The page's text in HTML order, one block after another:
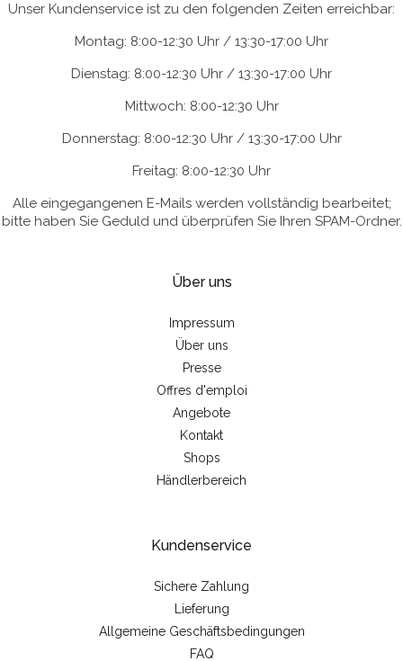
Unser Kundenservice ist zu den folgenden Zeiten erreichbar:
Montag: 8:00-12:30 Uhr / 13:30-17:00 Uhr
Dienstag: 8:00-12:30 Uhr / 13:30-17:00 Uhr
Mittwoch: 8:00-12:30 Uhr
Donnerstag: 8:00-12:30 Uhr / 13:30-17:00 Uhr
Freitag: 8:00-12:30 Uhr
Alle eingegangenen E-Mails werden vollständig bearbeitet;
bitte haben Sie Geduld und überprüfen Sie Ihren SPAM-Ordner.
Über uns
Impressum
Über uns
Presse
Offres d'emploi
Angebote
Kontakt
Shops
Händlerbereich
Kundenservice
Sichere Zahlung
Lieferung
Allgemeine Geschäftsbedingungen
FAQ